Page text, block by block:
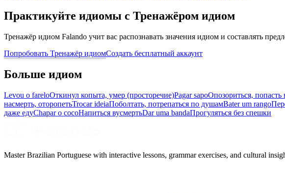
Практикуйте идиомы с Тренажёром идиом
Тренажёр идиом Falando учит вас распознавать значения идиом и составлять
Попробовать Тренажёр идиомСоздать бесплатный аккаунт
Больше идиом
Levou o fareloОткинул копыта, умер (просторечие)Pagar sapoОпозориться,
насмерть, оторопетьTrocar ideiaПоболтать, потрепаться по душамBater um rango
даже едуChapar o cocoНапиться вусмертьDar uma bandaПрогуляться без спешки
Master Brazilian Portuguese with interactive lessons, grammar exercises, and cultural